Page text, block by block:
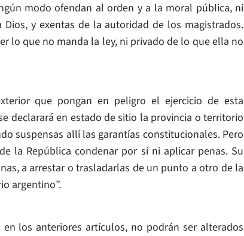
modo ofendan al orden y a la moral pública, ni
y exentas de la autoridad de los magistrados.
lo que no manda la ley, ni privado de lo que ella no
que pongan en peligro el ejercicio de esta
declarará en estado de sitio la provincia o territorio
suspensas allí las garantías constitucionales. Pero
la República condenar por sí ni aplicar penas. Su
a arrestar o trasladarlas de un punto a otro de la
argentino”.
los anteriores artículos, no podrán ser alterados